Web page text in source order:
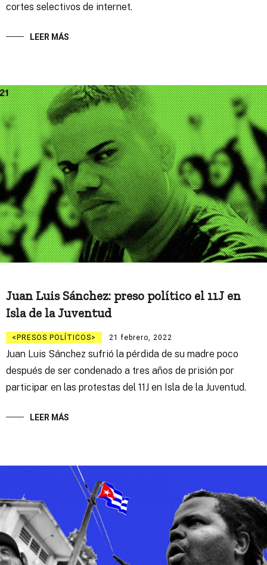
cortes selectivos de internet.
LEER MÁS
Juan Luis Sánchez: preso político el 11J en
Isla de la Juventud
PRESOS POLÍTICOS 21 febrero, 2022
Juan Luis Sánchez sufrió la pérdida de su madre poco
después de ser condenado a tres años de prisión por
participar en las protestas del 11J en Isla de la Juventud.
LEER MÁS